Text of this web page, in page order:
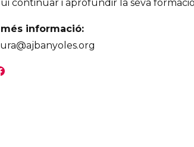
continuar i aprofundir la seva
més informació: